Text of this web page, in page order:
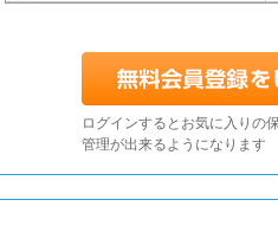
ログインするとお気に入りの
管理が出来るようになります